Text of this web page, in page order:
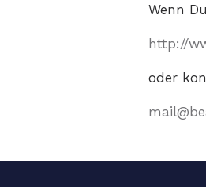
Wenn
http://
oder